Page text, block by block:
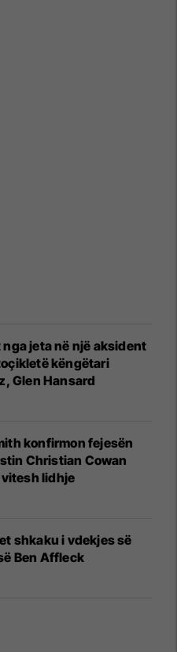
nga jeta në një aksident
këngëtari
Glen Hansard
konfirmon fejesën
Christian Cowan
lidhje
shkaku i vdekjes së
Ben Affleck